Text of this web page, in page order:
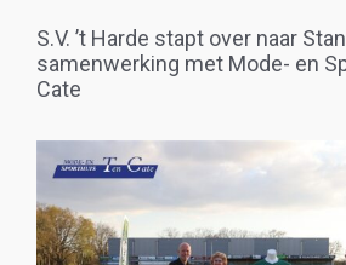
S.V. ’t Harde stapt over naar
samenwerking met Mode- en
Cate